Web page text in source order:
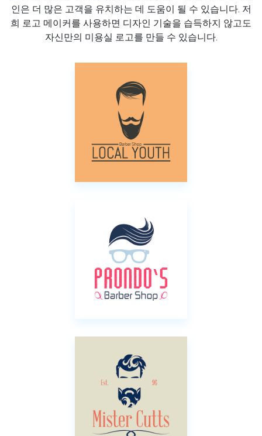
인은 더 많은 고객을 유치하는 데 도움이 될 수 있습니다. 저
희 로고 메이커를 사용하면 디자인 기술을 습득하지 않고도
자신만의 미용실 로고를 만들 수 있습니다.